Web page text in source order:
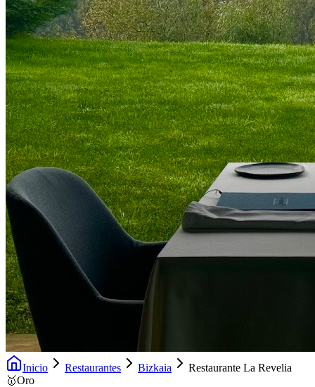
Inicio Restaurantes Bizkaia
Restaurante La Revelia
🥇Oro